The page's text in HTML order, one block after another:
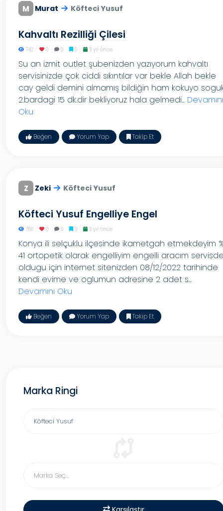
M Murat Köfteci Yusuf
Kahvaltı Rezilliği Çilesi
742 0 0 0 3 yıl önce
Su an izmit outlet şubenizden yazıyorum kahvaltı
servisinizde çok ciddi sıkıntılar var bekle Allah bekle
cay geldi demini almamış bildiğin ham kokuyo
2.bardagi 15 dk.dir bekliyoruz hala gelmedi... Devamını
Oku
Beğen Yorum Yap Takip Et
Z Zeki Köfteci Yusuf
Köfteci Yusuf Engelliye Engel
786 0 0 0 3 yıl önce
Konya ili selçuklu ilçesinde ikametgah etmekdeyim
41 ortopetik olarak engelliyim engelli aracım
oldugu için internet sitenizden 08/12/2022 tarihinde
kendi evime ve oglumun adresine 2 adet s...
Devamını Oku
Beğen Yorum Yap Takip Et
Marka Ringi